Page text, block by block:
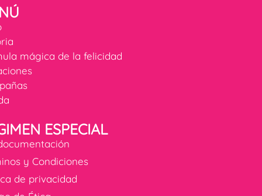
mágica de la felicidad
ESPECIAL
y Condiciones
de privacidad